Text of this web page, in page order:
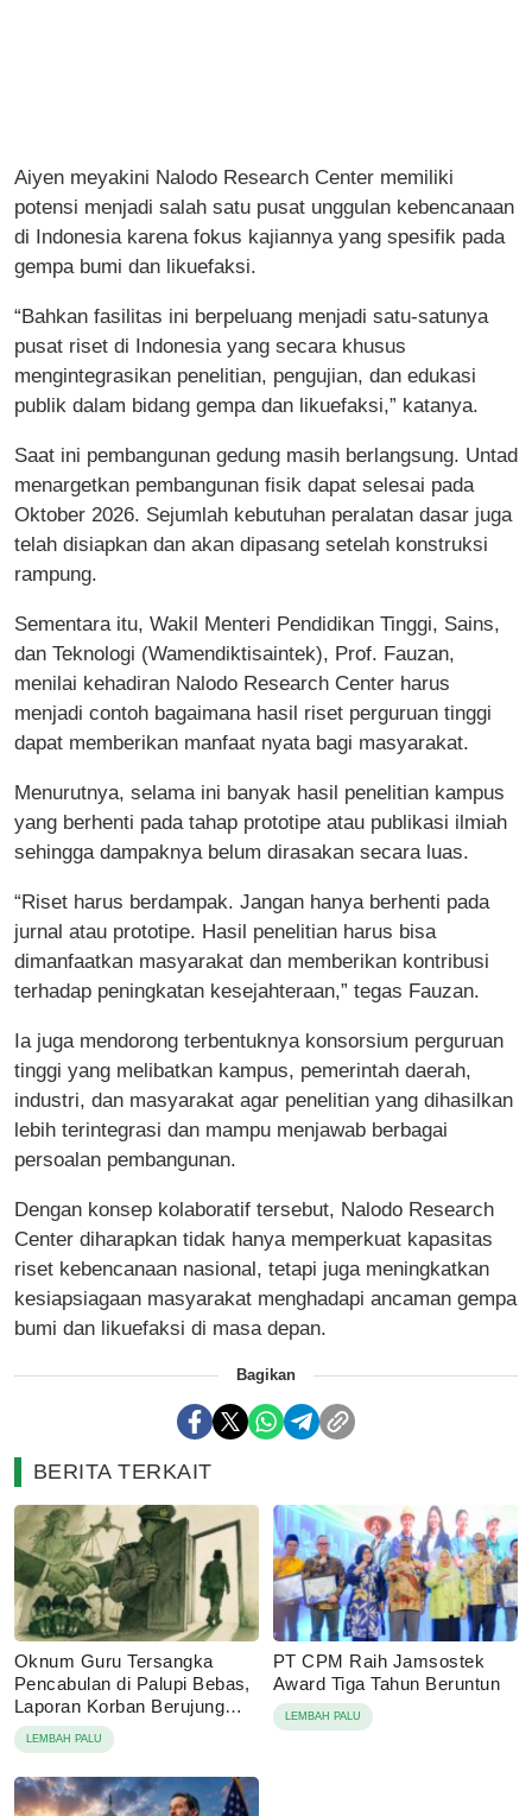
Aiyen meyakini Nalodo Research Center memiliki
potensi menjadi salah satu pusat unggulan kebencanaan
di Indonesia karena fokus kajiannya yang spesifik pada
gempa bumi dan likuefaksi.
“Bahkan fasilitas ini berpeluang menjadi satu-satunya
pusat riset di Indonesia yang secara khusus
mengintegrasikan penelitian, pengujian, dan edukasi
publik dalam bidang gempa dan likuefaksi,” katanya.
Saat ini pembangunan gedung masih berlangsung. Untad
menargetkan pembangunan fisik dapat selesai pada
Oktober 2026. Sejumlah kebutuhan peralatan dasar juga
telah disiapkan dan akan dipasang setelah konstruksi
rampung.
Sementara itu, Wakil Menteri Pendidikan Tinggi, Sains,
dan Teknologi (Wamendiktisaintek), Prof. Fauzan,
menilai kehadiran Nalodo Research Center harus
menjadi contoh bagaimana hasil riset perguruan tinggi
dapat memberikan manfaat nyata bagi masyarakat.
Menurutnya, selama ini banyak hasil penelitian kampus
yang berhenti pada tahap prototipe atau publikasi ilmiah
sehingga dampaknya belum dirasakan secara luas.
“Riset harus berdampak. Jangan hanya berhenti pada
jurnal atau prototipe. Hasil penelitian harus bisa
dimanfaatkan masyarakat dan memberikan kontribusi
terhadap peningkatan kesejahteraan,” tegas Fauzan.
Ia juga mendorong terbentuknya konsorsium perguruan
tinggi yang melibatkan kampus, pemerintah daerah,
industri, dan masyarakat agar penelitian yang dihasilkan
lebih terintegrasi dan mampu menjawab berbagai
persoalan pembangunan.
Dengan konsep kolaboratif tersebut, Nalodo Research
Center diharapkan tidak hanya memperkuat kapasitas
riset kebencanaan nasional, tetapi juga meningkatkan
kesiapsiagaan masyarakat menghadapi ancaman gempa
bumi dan likuefaksi di masa depan.
Bagikan
BERITA TERKAIT
Oknum Guru Tersangka
Pencabulan di Palupi Bebas,
Laporan Korban Berujung
Damai
LEMBAH PALU
PT CPM Raih Jamsostek
Award Tiga Tahun Beruntun
LEMBAH PALU